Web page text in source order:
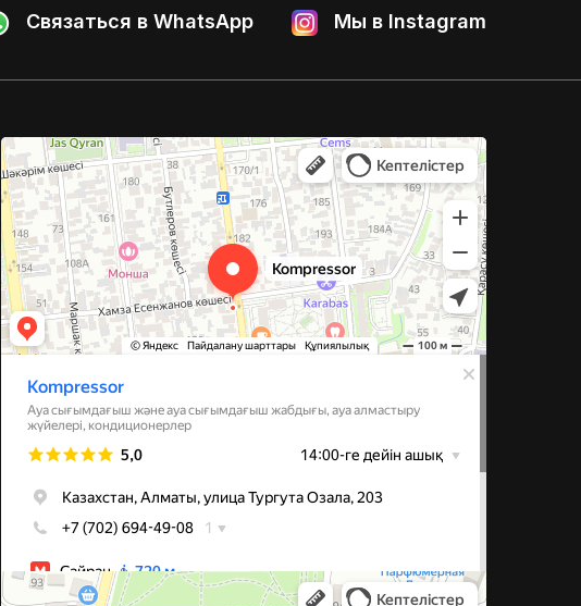
Связаться в WhatsApp Мы в Instagram
Kompressor
Компрессоры и компрессорное оборудование в Алматы
Системы вентиляции в Алматы
Алматы
Улица Михаила Шолохова, 49 — Яндекс Карты